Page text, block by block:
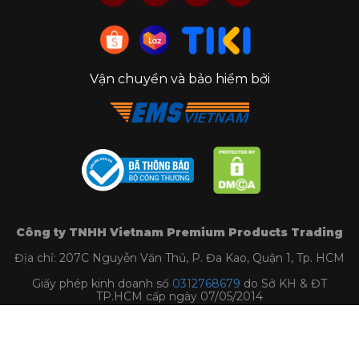
Vận chuyển và bảo hiểm bởi
Công ty TNHH Vietnam Premium Products Trading
Địa chỉ: 207C Nguyễn Văn Thủ, P. Đa Kao, Quận 1, Tp. HCM
Giấy phép kinh doanh số 0312768679 do Sở KH & ĐT
TP.HCM cấp ngày 07/05/2014